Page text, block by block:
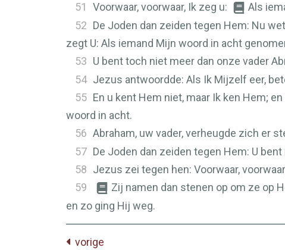
51
Voorwaar, voorwaar, Ik zeg u:
Als
52 De Joden dan zeiden tegen Hem: Nu
zegt U: Als iemand Mijn woord in acht
53 U bent toch niet meer dan onze vader
54 Jezus antwoordde: Als Ik Mijzelf eer,
55 En u kent Hem niet, maar Ik ken Hem;
woord in acht.
56 Abraham, uw vader, verheugde zich er
57 De Joden dan zeiden tegen Hem: U
58 Jezus zei tegen hen: Voorwaar,
59
Zij namen dan stenen op om ze op
en zo ging Hij weg.
vorige